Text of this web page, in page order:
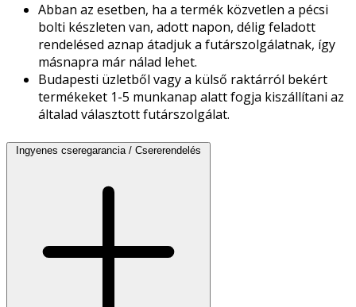
Abban az esetben, ha a termék közvetlen a pécsi
bolti készleten van, adott napon, délig feladott
rendelésed aznap átadjuk a futárszolgálatnak, így
másnapra már nálad lehet.
Budapesti üzletből vagy a külső raktárról bekért
termékeket 1-5 munkanap alatt fogja kiszállítani az
általad választott futárszolgálat.
Ingyenes cseregarancia / Csererendelés